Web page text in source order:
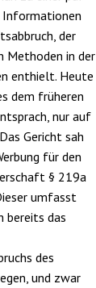
Informationen
der
Methoden in der
enthielt. Heute
dem früheren
nur auf
Gericht sah
für den
§ 219a
umfasst
bereits das
des
und zwar